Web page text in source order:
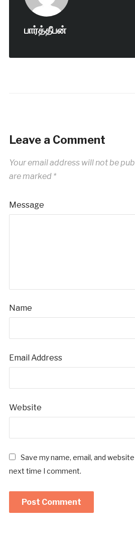
பார்த்தீபன்
Leave a Comment
Your email address will not be
are marked *
Message
Name
Email Address
Website
Save my name, email, and
next time I comment.